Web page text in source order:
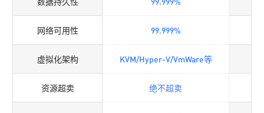
网络可用性 99.999%
虚拟化架构 KVM/Hyper-V/VmWare等
资源超卖 绝不超卖